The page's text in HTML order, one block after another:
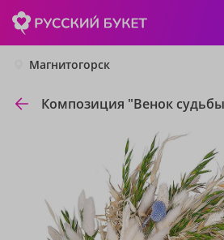
Магнитогорск
Композиция "Венок